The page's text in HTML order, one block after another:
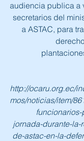
audiencia publica a
secretarios del
a ASTAC, para
http://ocaru.org.ec/
mos/noticias/item/
jornada-durante-la-
de-astac-en-la-